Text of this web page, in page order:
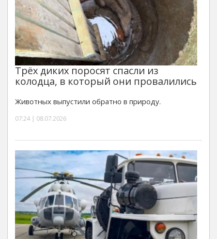
Трёх диких поросят спасли из
колодца, в который они провалились
Животных выпустили обратно в природу.
07:24 | 08.07.2026